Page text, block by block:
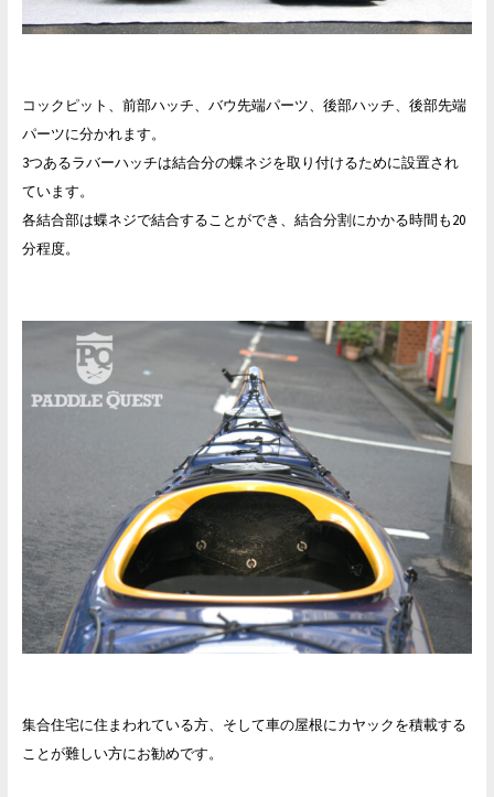
コックピット、前部ハッチ、バウ先端パーツ、後部ハッチ、後部先端
パーツに分かれます。
3つあるラバーハッチは結合分の蝶ネジを取り付けるために設置され
ています。
各結合部は蝶ネジで結合することができ、結合分割にかかる時間も20
分程度。
集合住宅に住まわれている方、そして車の屋根にカヤックを積載する
ことが難しい方にお勧めです。